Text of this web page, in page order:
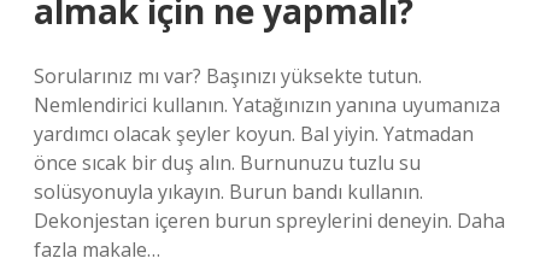
almak için ne yapmalı?
Sorularınız mı var? Başınızı yüksekte tutun.
Nemlendirici kullanın. Yatağınızın yanına uyumanıza
yardımcı olacak şeyler koyun. Bal yiyin. Yatmadan
önce sıcak bir duş alın. Burnunuzu tuzlu su
solüsyonuyla yıkayın. Burun bandı kullanın.
Dekonjestan içeren burun spreylerini deneyin. Daha
fazla makale…